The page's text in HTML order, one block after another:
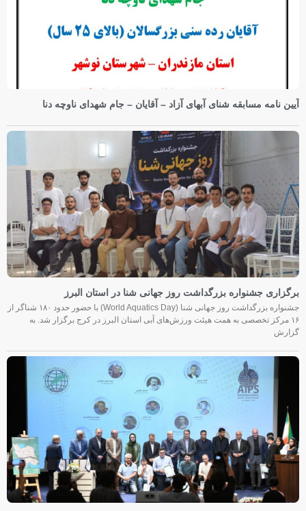
آیین نامه مسابقه شنای آبهای آزاد – آقایان – جام شهدای ناوچه دنا
برگزاری جشنواره بزرگداشت روز جهانی شنا در استان البرز
جشنواره بزرگداشت روز جهانی شنا (World Aquatics Day) با حضور حدود ۱۸۰ شناگر از
۱۶ مرکز تخصصی به همت هیئت ورزش‌های آبی استان البرز در کرج برگزار شد. به
گزارش